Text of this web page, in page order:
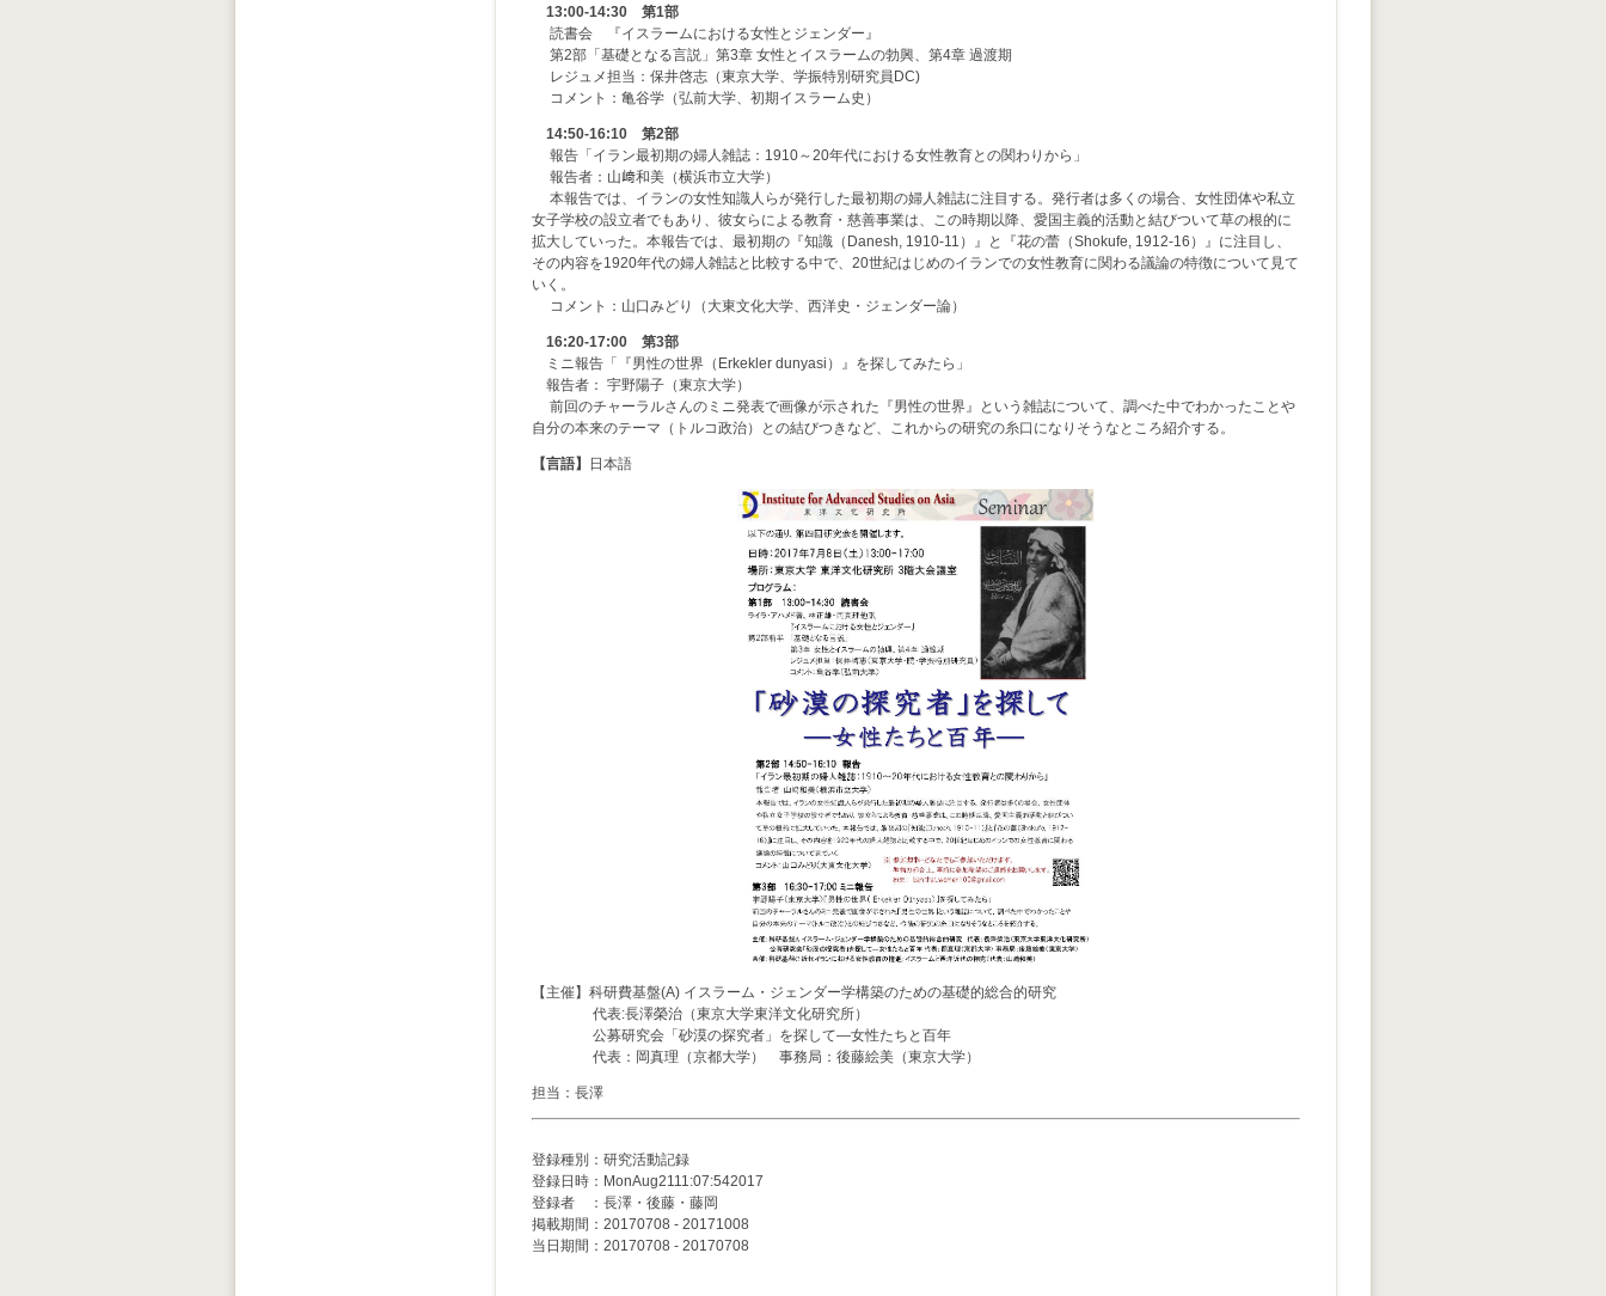
13:00-14:30 第1部
読書会 『イスラームにおける女性とジェンダー』
第2部「基礎となる言説」第3章 女性とイスラームの勃興、第4章 過渡期
レジュメ担当：保井啓志（東京大学、学振特別研究員DC)
コメント：亀谷学（弘前大学、初期イスラーム史）
14:50-16:10 第2部
報告「イラン最初期の婦人雑誌：1910～20年代における女性教育との関わりから」
報告者：山﨑和美（横浜市立大学）
本報告では、イランの女性知識人らが発行した最初期の婦人雑誌に注目する。発行者は多くの場合、女性団体や私立
女子学校の設立者でもあり、彼女らによる教育・慈善事業は、この時期以降、愛国主義的活動と結びついて草の根的に
拡大していった。本報告では、最初期の『知識（Danesh, 1910-11）』と『花の蕾（Shokufe, 1912-16）』に注目し、
その内容を1920年代の婦人雑誌と比較する中で、20世紀はじめのイランでの女性教育に関わる議論の特徴について見て
いく。
コメント：山口みどり（大東文化大学、西洋史・ジェンダー論）
16:20-17:00 第3部
ミニ報告「『男性の世界（Erkekler dunyasi）』を探してみたら」
報告者： 宇野陽子（東京大学）
前回のチャーラルさんのミニ発表で画像が示された『男性の世界』という雑誌について、調べた中でわかったことや
自分の本来のテーマ（トルコ政治）との結びつきなど、これからの研究の糸口になりそうなところ紹介する。
【言語】 日本語
【主催】科研費基盤(A) イスラーム・ジェンダー学構築のための基礎的総合的研究
代表:長澤榮治（東京大学東洋文化研究所）
公募研究会「砂漠の探究者」を探して―女性たちと百年
代表：岡真理（京都大学） 事務局：後藤絵美（東京大学）
担当：長澤
登録種別：研究活動記録
登録日時：MonAug2111:07:542017
登録者 ：長澤・後藤・藤岡
掲載期間：20170708 - 20171008
当日期間：20170708 - 20170708